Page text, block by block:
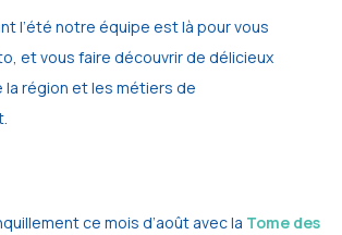
l’été notre équipe est là pour vous
et vous faire découvrir de délicieux
région et les métiers de
ce mois d’août avec la Tome des